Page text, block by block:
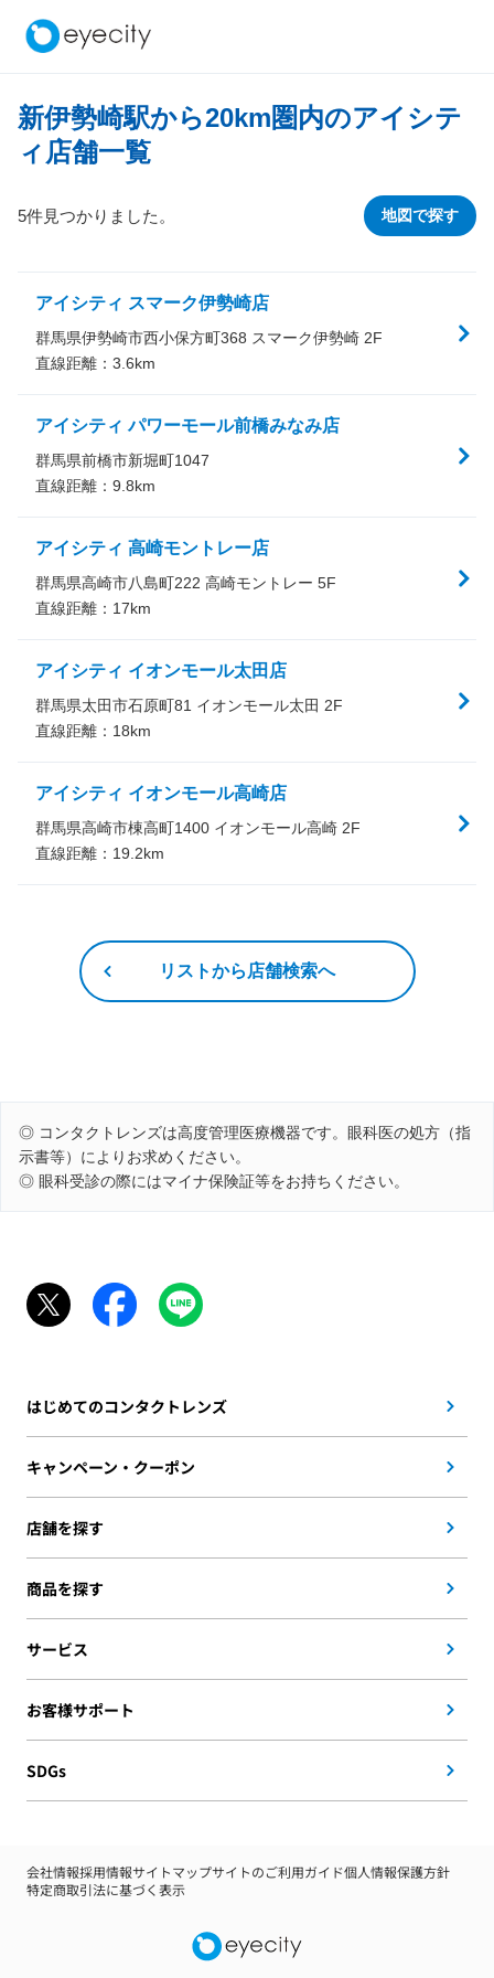
新伊勢崎駅から20km圏内のアイシテ
ィ店舗一覧
地図で探す
5件見つかりました。
アイシティ スマーク伊勢崎店
群馬県伊勢崎市西小保方町368 スマーク伊勢崎 2F
直線距離： 3.6km
アイシティ パワーモール前橋みなみ店
群馬県前橋市新堀町1047
直線距離： 9.8km
アイシティ 高崎モントレー店
群馬県高崎市八島町222 高崎モントレー 5F
直線距離： 17km
アイシティ イオンモール太田店
群馬県太田市石原町81 イオンモール太田 2F
直線距離： 18km
アイシティ イオンモール高崎店
群馬県高崎市棟高町1400 イオンモール高崎 2F
直線距離： 19.2km
リストから店舗検索へ
◎ コンタクトレンズは高度管理医療機器です。眼科医の処方（指
示書等）によりお求めください。
◎ 眼科受診の際にはマイナ保険証等をお持ちください。
はじめてのコンタクトレンズ
キャンペーン・クーポン
店舗を探す
商品を探す
サービス
お客様サポート
SDGs
会社情報採用情報サイトマップサイトのご利用ガイド個人情報保護方針
特定商取引法に基づく表示